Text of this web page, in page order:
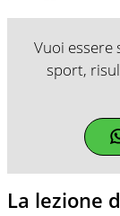
Vuoi essere
sport,
La lezione